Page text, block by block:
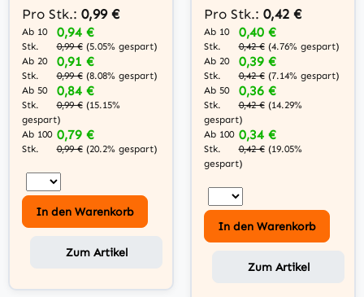
Pro Stk.: 0,99 €
Ab 10
Stk.
0,94 €
0,99 € (5.05% gespart)
Ab 20
Stk.
0,91 €
0,99 € (8.08% gespart)
Ab 50
Stk.
0,84 €
0,99 € (15.15%
gespart)
Ab 100
Stk.
0,79 €
0,99 € (20.2% gespart)
In den Warenkorb
Zum Artikel
Pro Stk.: 0,42 €
Ab 10
Stk.
0,40 €
0,42 € (4.76% gespart)
Ab 20
Stk.
0,39 €
0,42 € (7.14% gespart)
Ab 50
Stk.
0,36 €
0,42 € (14.29%
gespart)
Ab 100
Stk.
0,34 €
0,42 € (19.05%
gespart)
In den Warenkorb
Zum Artikel